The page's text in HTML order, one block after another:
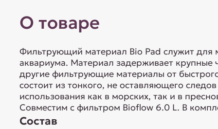
О товаре
Фильтрующий материал Bio Pad служит для
аквариума. Материал задерживает
другие фильтрующие материалы от
состоит из тонкого, не оставляющего
использования как в морских, так и в
Совместим с фильтром Bioflow 6.0 L. В
Состав